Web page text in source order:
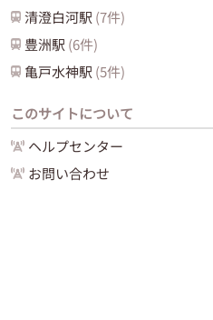
清澄白河駅 (7件)
豊洲駅 (6件)
亀戸水神駅 (5件)
このサイトについて
ヘルプセンター
お問い合わせ